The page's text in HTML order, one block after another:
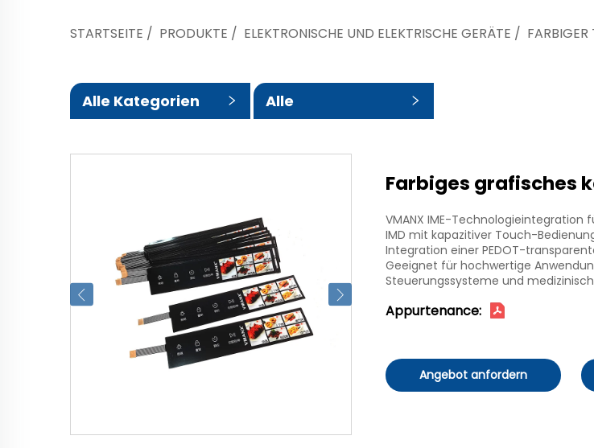
STARTSEITE / PRODUKTE / ELEKTRONISCHE UND ELEKTRISCHE GERÄTE /
Alle Kategorien
Alle
Farbiges grafisches
VMANX IME-
IMD mit kapazitiver Touch-
Integration einer PEDOT-
Geeignet für hochwertige
Steuerungssysteme und
Appurtenance:
Angebot anfordern